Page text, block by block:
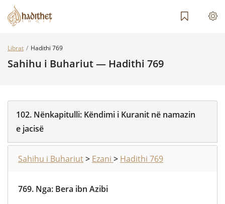
Librat Hadithi 769
Sahihu i Buhariut — Hadithi 769
102. Nënkapitulli: Këndimi i Kuranit në namazin
e jacisë
Sahihu i Buhariut> Ezani > Hadithi 769
769. Nga: Bera ibn Azibi